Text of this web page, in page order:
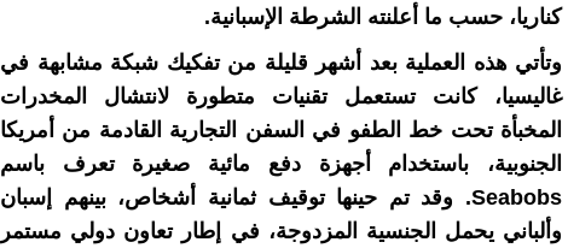
كناريا، حسب ما أعلنته الشرطة الإسبانية.
وتأتي هذه العملية بعد أشهر قليلة من تفكيك شبكة مشابهة في
غاليسيا، كانت تستعمل تقنيات متطورة لانتشال المخدرات
المخبأة تحت خط الطفو في السفن التجارية القادمة من أمريكا
الجنوبية، باستخدام أجهزة دفع مائية صغيرة تعرف باسم
Seabobs. وقد تم حينها توقيف ثمانية أشخاص، بينهم إسبان
وألباني يحمل الجنسية المزدوجة، في إطار تعاون دولي مستمر